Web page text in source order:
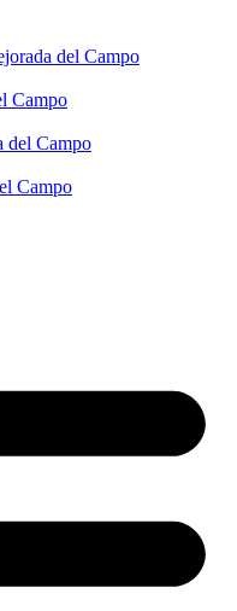
del Campo
Campo
del Campo
Campo